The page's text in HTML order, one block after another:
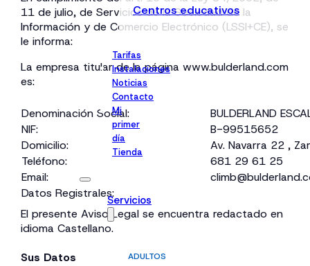
Centros educativos
Tarifas
Instalaciones
Noticias
Contacto
Mi
primer
día
Tienda
Servicios
ADULTOS
11 de julio, de Servicios de la Sociedad de la
Información y de Comercio Electrónico (LSSI+CE), se
le informa:
La empresa titular de la página www.bulderland.com
es:
Denominación Social:
BULDERLAND
NIF:
B-99515652
Domicilio:
Av. Navarra 22 ,
Teléfono:
681 29 61 25
Email:
Datos Registrales:
El presente Aviso Legal se encuentra redactado en
idioma Castellano.
Sus Datos